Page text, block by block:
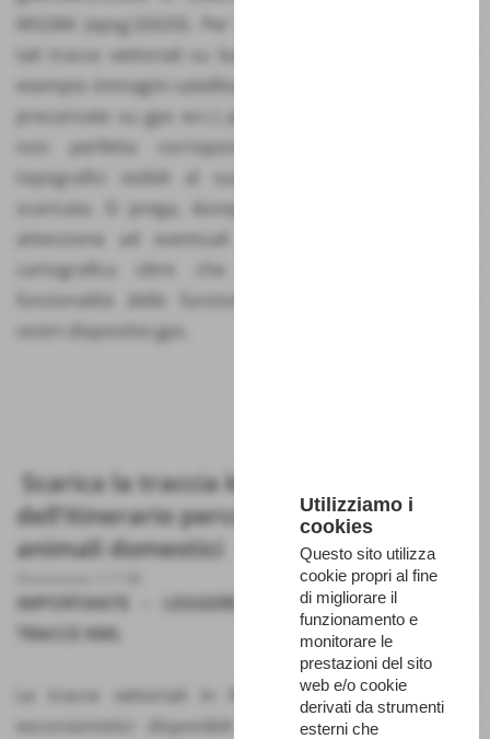
WGS84 (epsg:32633). Per tal ragione, nel visualizzare
tali tracce vettoriali su basi cartografiche diverse (ad
esempio immagini satellitare Google Earth, cartografie
precaricate su gps ecc.) potrebbe essere rilevata una
non perfetta corrispondenza con gli elementi
topografici visibili al suolo e la traccia vettoriale
scaricata. Si prega, dunque, di prestare la massima
attenzione ad eventuali errori di sovrapposizione
cartografica oltre che a verificare la corretta
funzionalità delle funzioni di geolocalizzazione dei
vostri dispositivi gps.
Scarica la traccia kml parziale
dell'itinerario percorribile anche con
animali domestici
IMPORTANTE – LEGGERE PRIMA DI SCARICARE LE
TRACCE KML
Le tracce vettoriali in formato “kml” dei percorsi
escursionistici disponibili derivano dall’esportazione
Utilizziamo i
cookies
Questo sito utilizza
cookie propri al fine
di migliorare il
funzionamento e
monitorare le
prestazioni del sito
web e/o cookie
derivati da strumenti
esterni che